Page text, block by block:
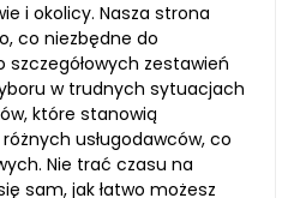
i okolicy. Nasza strona
co niezbędne do
zestawień
w trudnych sytuacjach
które stanowią
usługodawców, co
Nie trać czasu na
sam, jak łatwo możesz